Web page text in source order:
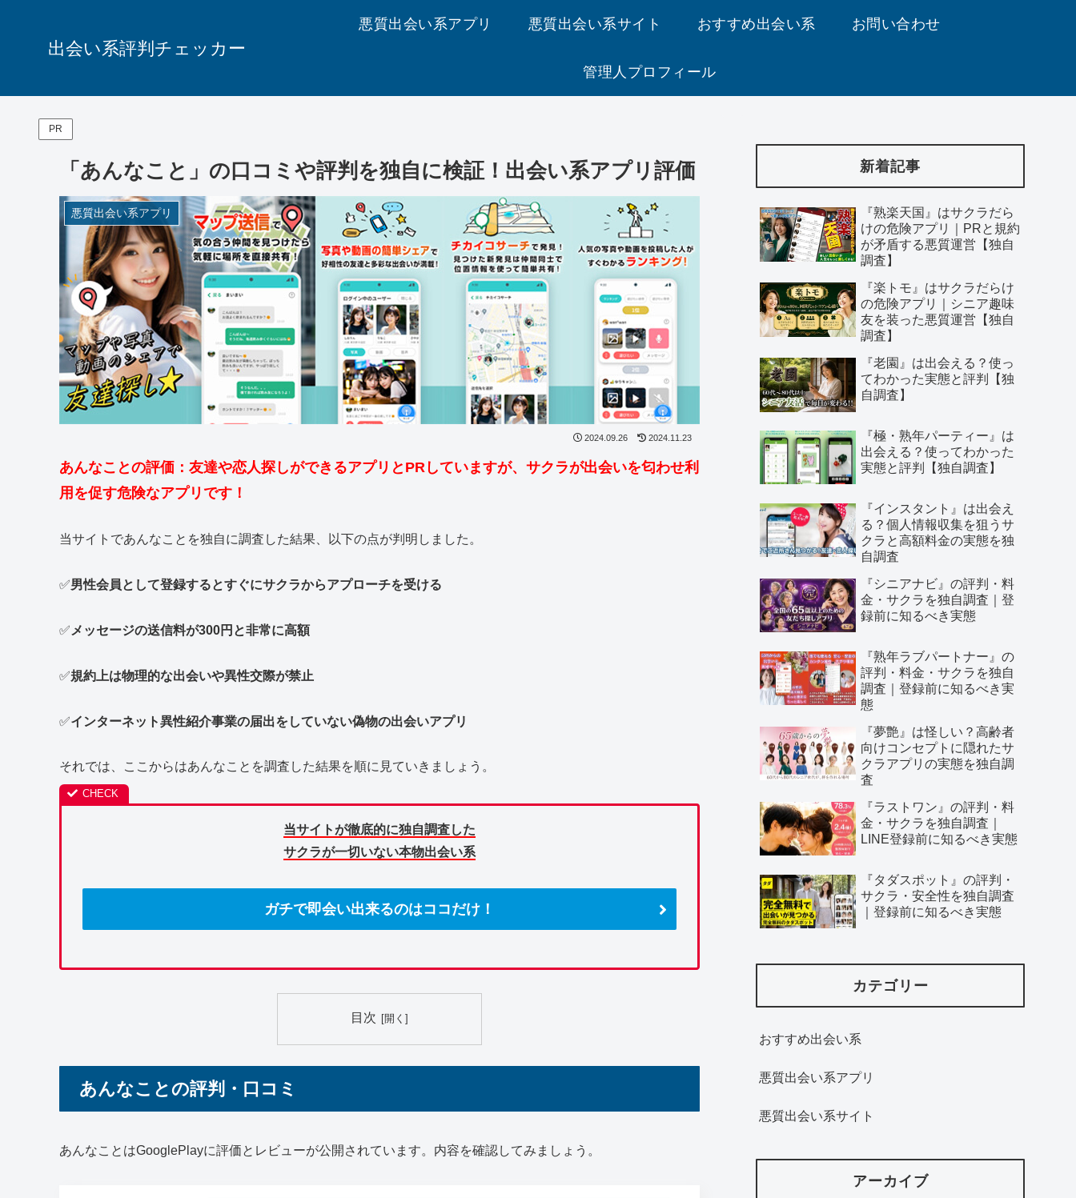
出会い系評判チェッカー
悪質出会い系アプリ 悪質出会い系サイト おすすめ出会い系 お問い合わせ
管理人プロフィール
PR
「あんなこと」の口コミや評判を独自に検証！出会い系アプリ評価
悪質出会い系アプリ
2024.09.26 2024.11.23
あんなことの評価：友達や恋人探しができるアプリとPRしていますが、サクラが出会いを匂わせ利
用を促す危険なアプリです！
当サイトであんなことを独自に調査した結果、以下の点が判明しました。
✅男性会員として登録するとすぐにサクラからアプローチを受ける
✅ メッセージの送信料が300円と非常に高額
✅規約上は物理的な出会いや異性交際が禁止
✅インターネット異性紹介事業の届出をしていない偽物の出会いアプリ
それでは、ここからはあんなことを調査した結果を順に見ていきましょう。
当サイトが徹底的に独自調査した
サクラが一切いない本物出会い系
ガチで即会い出来るのはココだけ！
目次
あんなことの評判・口コミ
あんなことはGooglePlayに評価とレビューが公開されています。内容を確認してみましょう。
新着記事
『熟楽天国』はサクラだら
けの危険アプリ｜PRと規約
が矛盾する悪質運営【独自
調査】
『楽トモ』はサクラだらけ
の危険アプリ｜シニア趣味
友を装った悪質運営【独自
調査】
『老園』は出会える？使っ
てわかった実態と評判【独
自調査】
『極・熟年パーティー』は
出会える？使ってわかった
実態と評判【独自調査】
『インスタント』は出会え
る？個人情報収集を狙うサ
クラと高額料金の実態を独
自調査
『シニアナビ』の評判・料
金・サクラを独自調査｜登
録前に知るべき実態
『熟年ラブパートナー』の
評判・料金・サクラを独自
調査｜登録前に知るべき実
態
『夢艶』は怪しい？高齢者
向けコンセプトに隠れたサ
クラアプリの実態を独自調
査
『ラストワン』の評判・料
金・サクラを独自調査｜
LINE登録前に知るべき実態
『タダスポット』の評判・
サクラ・安全性を独自調査
｜登録前に知るべき実態
カテゴリー
おすすめ出会い系
悪質出会い系アプリ
悪質出会い系サイト
アーカイブ